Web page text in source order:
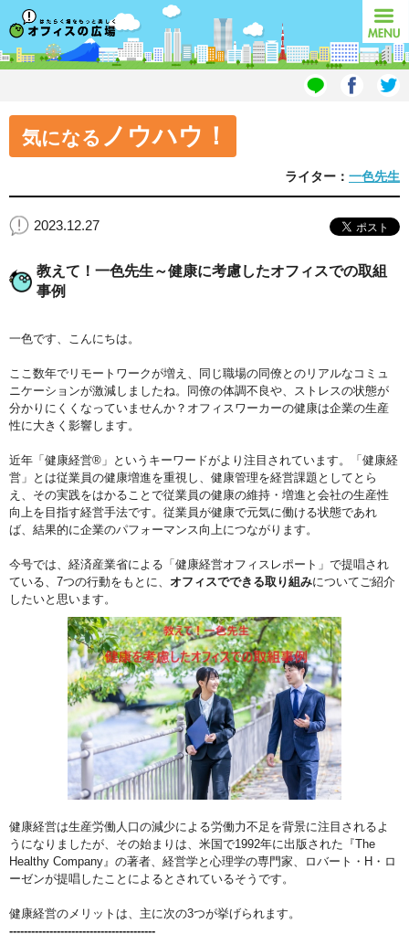
オフィスの広場 MENU
気になる ノウハウ！
ライター： 一色先生
2023.12.27
教えて！一色先生～健康に考慮したオフィスでの取組
事例
一色です、こんにちは。
ここ数年でリモートワークが増え、同じ職場の同僚とのリアルなコミュ
ニケーションが激減しましたね。同僚の体調不良や、ストレスの状態が
分かりにくくなっていませんか？オフィスワーカーの健康は企業の生産
性に大きく影響します。
近年「健康経営®」というキーワードがより注目されています。「健康経
営」とは従業員の健康増進を重視し、健康管理を経営課題としてとら
え、その実践をはかることで従業員の健康の維持・増進と会社の生産性
向上を目指す経営手法です。従業員が健康で元気に働ける状態であれ
ば、結果的に企業のパフォーマンス向上につながります。
今号では、経済産業省による「健康経営オフィスレポート」で提唱され
ている、7つの行動をもとに、 オフィスでできる取り組みについてご紹介
したいと思います。
健康経営は生産労働人口の減少による労働力不足を背景に注目されるよ
うになりましたが、その始まりは、米国で1992年に出版された『The
Healthy Company』の著者、経営学と心理学の専門家、ロバート・H・ロ
ーゼンが提唱したことによるとされているそうです。
健康経営のメリットは、主に次の3つが挙げられます。
----------------------------------------